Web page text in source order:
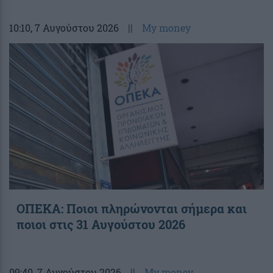
10:10, 7 Αυγούστου 2026 || My money
ΟΠΕΚΑ: Ποιοι πληρώνονται σήμερα και
ποιοι στις 31 Αυγούστου 2026